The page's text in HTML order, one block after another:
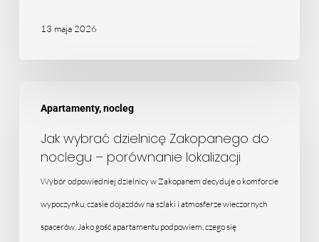
13 maja 2026
Apartamenty, nocleg
wybrać
dzielnicę
Zakopanego
noclegu
Jak wybrać dzielnicę Zakopanego do
noclegu – porównanie lokalizacji
Wybór odpowiedniej dzielnicy w Zakopanem decyduje o komforcie
wypoczynku, czasie dojazdów na szlaki i atmosferze wieczornych
spacerów. Jako gość apartamentu podpowiem, czego się